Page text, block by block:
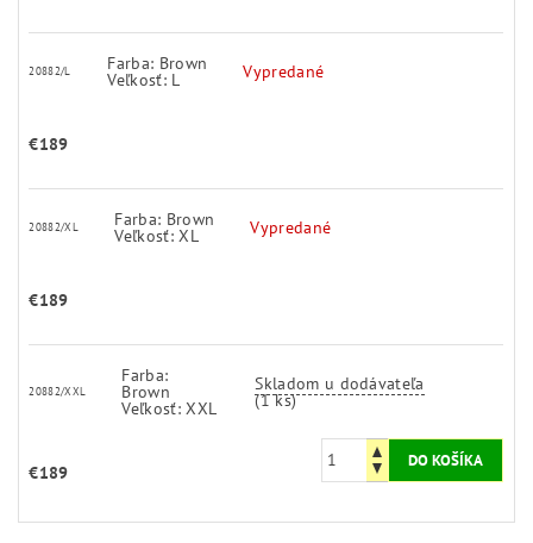
20882/L Farba: Brown
Veľkosť: L Vypredané
€189
20882/XL Farba: Brown
Veľkosť: XL Vypredané
€189
20882/XXL
Farba:
Brown
Veľkosť: XXL
Skladom u dodávateľa
(1 ks)
€189